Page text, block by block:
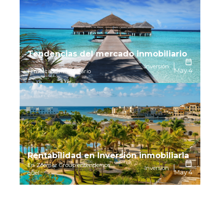
Tendencias del mercado inmobiliario
El mercado inmobiliario
Inversión
May 4
Rentabilidad en Inversión inmobiliaria
En Zoemar Group entendemos
quel...
Inversión
May 4